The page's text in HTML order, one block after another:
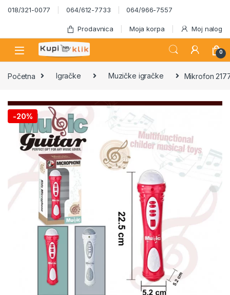
Skip to navigation
Skip to content
018/321-0077 064/612-7733 064/966-7557
Prodavnica Moja korpa Moj nalog
0
Početna Igračke Muzičke igračke Mikrofon
-20%